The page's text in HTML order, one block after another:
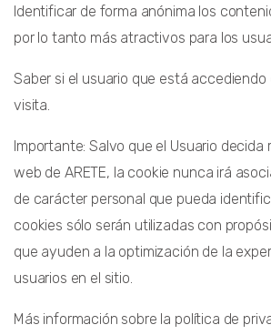
Identificar de forma anónima los
por lo tanto más atractivos para los
Saber si el usuario que está
visita.
Importante: Salvo que el Usuario decida
web de ARETE, la cookie nunca irá
de carácter personal que pueda
cookies sólo serán utilizadas con
que ayuden a la optimización de la
usuarios en el sitio.
Más información sobre la política de